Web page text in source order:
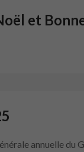
et
annuelle